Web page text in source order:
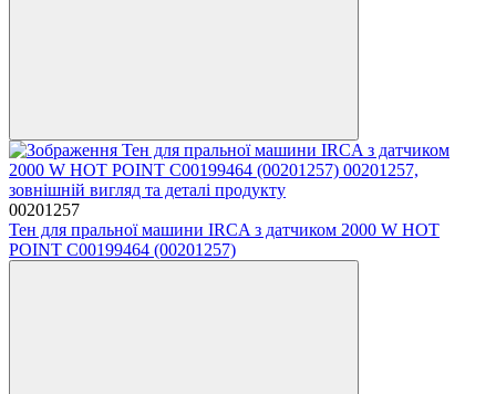
00201257
Тен для пральної машини IRCA з датчиком 2000 W HOT
POINT C00199464 (00201257)